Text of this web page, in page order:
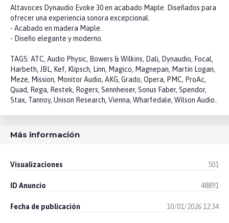
Altavoces Dynaudio Evoke 30 en acabado Maple. Diseñados para
ofrecer una experiencia sonora excepcional.
- Acabado en madera Maple.
- Diseño elegante y moderno.
TAGS: ATC, Audio Physic, Bowers & Wilkins, Dali, Dynaudio, Focal,
Harbeth, JBL, Kef, Klipsch, Linn, Magico, Magnepan, Martin Logan,
Meze, Mission, Monitor Audio, AKG, Grado, Opera, PMC, ProAc,
Quad, Rega, Restek, Rogers, Sennheiser, Sonus Faber, Spendor,
Stax, Tannoy, Unison Research, Vienna, Wharfedale, Wilson Audio..
Más información
Visualizaciones 501
ID Anuncio 48891
Fecha de publicación 10/01/2026 12:34